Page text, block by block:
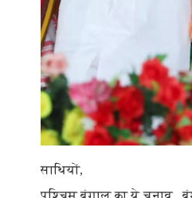
साथियों,
पश्चिम बंगाल का ये